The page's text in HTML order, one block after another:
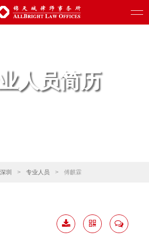
人员简历
深圳 > 专业人员 > 傅麒霖